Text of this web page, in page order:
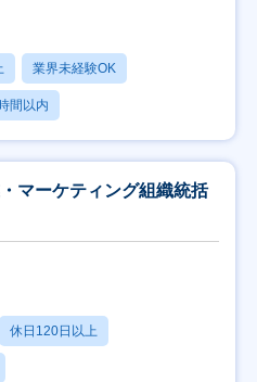
業界未経験OK
間以内
マーケティング組織統括
休日120日以上